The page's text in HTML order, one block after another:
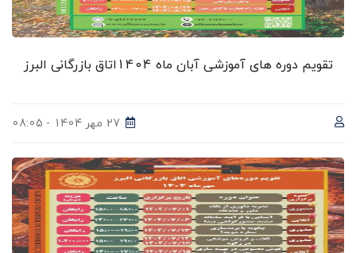
تقویم دوره های آموزشی آبان ماه 1404اتاق بازرگانی البرز
27 مهر 1404 - 08:05